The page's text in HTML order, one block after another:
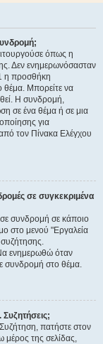
όπως η
Δεν ενημερωνόσασταν
η προσθήκη
θέμα. Μπορείτε να
Η συνδρομή,
σε ένα θέμα ή σε μια
για
τον Πίνακα Ελέγχου
σε συγκεκριμένα
σε συνδρομή σε κάποιο
στο μενού "Εργαλεία
ενημερωθώ όταν
συνδρομή στο θέμα.
πατήστε στον
της σελίδας,